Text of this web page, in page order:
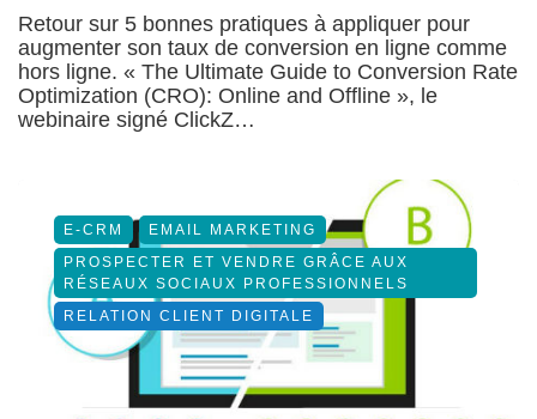
Retour sur 5 bonnes pratiques à appliquer pour
augmenter son taux de conversion en ligne comme
hors ligne. « The Ultimate Guide to Conversion Rate
Optimization (CRO): Online and Offline », le
webinaire signé ClickZ…
E-CRM
EMAIL MARKETING
PROSPECTER ET VENDRE GRÂCE AUX
RÉSEAUX SOCIAUX PROFESSIONNELS
RELATION CLIENT DIGITALE